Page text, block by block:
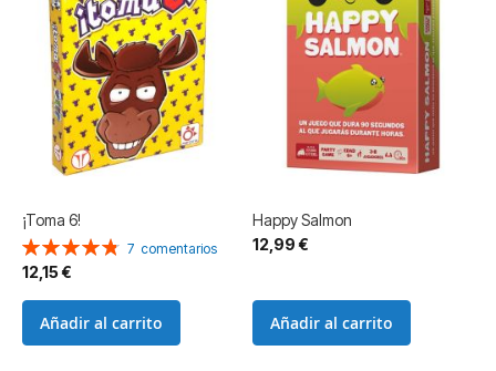
¡Toma 6!
Valoración:
97%
7 comentarios
12,15 €
Añadir al carrito
Happy Salmon
12,99 €
Añadir al carrito